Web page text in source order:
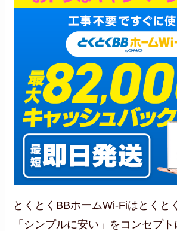
とくとくBBホームWi-Fiはとくと
「シンプルに安い」をコンセプ